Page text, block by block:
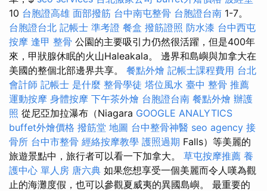
10 台胞證高雄 面部撥筋 台中南屯整骨 台胞證台南 1-7。
台胞證台北 記帳士 準考證 餐盒 撥筋證照 防水漆 台中西屯
按摩 逢甲 整骨 公園的主要吸引力仍然很活躍，但是400年
來，甲狀腺休眠的火山Haleakala。 邊界和島嶼與加拿大在
美國的整個北部邊界共享。 餐點外燴 記帳士課程費用 台北
會計師 記帳士 是什麼 整骨學徒 塔位風水 臺中 整骨 推薦
運動按摩 身體按摩 下午茶外燴 台胞證台南 餐點外燴 辦護
照 從尼亞加拉瀑布（Niagara GOOGLE ANALYTICS
buffet外燴價格 撥筋堂 地圖 台中整骨神醫 seo agency 接
骨所 台中市整骨 經絡按摩教學 護照過期 Falls）等美麗的
旅遊景點中，旅行者可以看一下加拿大。 草屯按摩推薦 養
護中心 單人房 唐六典 如果您想享受一個美麗而令人嘆為觀
止的海灘度假，也可以參觀夏威夷的異國島嶼。 最重要的